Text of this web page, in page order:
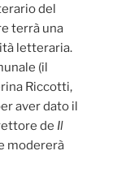
del
terrà una
letteraria.
(il
Riccotti,
aver dato il
de Il
modererà